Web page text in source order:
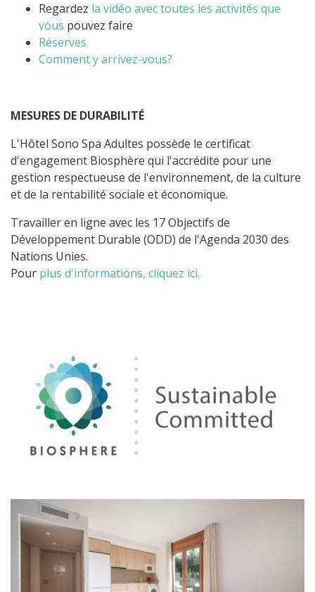
Regardez la vidéo avec toutes les activités que
vous pouvez faire
Réserves
Comment y arrivez-vous?
MESURES DE DURABILITÉ
L'Hôtel Sono Spa Adultes possède le certificat
d'engagement Biosphère qui l'accrédite pour une
gestion respectueuse de l'environnement, de la culture
et de la rentabilité sociale et économique.
Travailler en ligne avec les 17 Objectifs de
Développement Durable (ODD) de l'Agenda 2030 des
Nations Unies.
Pour plus d'informations, cliquez ici.
Image